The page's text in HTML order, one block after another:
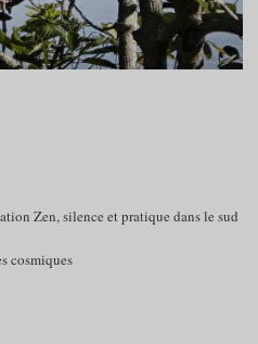
Zen, silence et pratique dans le sud
cosmiques